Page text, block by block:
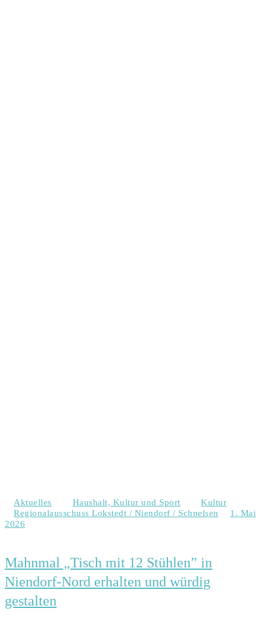
Aktuelles Haushalt, Kultur und Sport
Kultur
Regionalausschuss Lokstedt / Niendorf / Schnelsen
1. Mai
2026
Mahnmal „Tisch mit 12 Stühlen” in
Niendorf-Nord erhalten und würdig
gestalten